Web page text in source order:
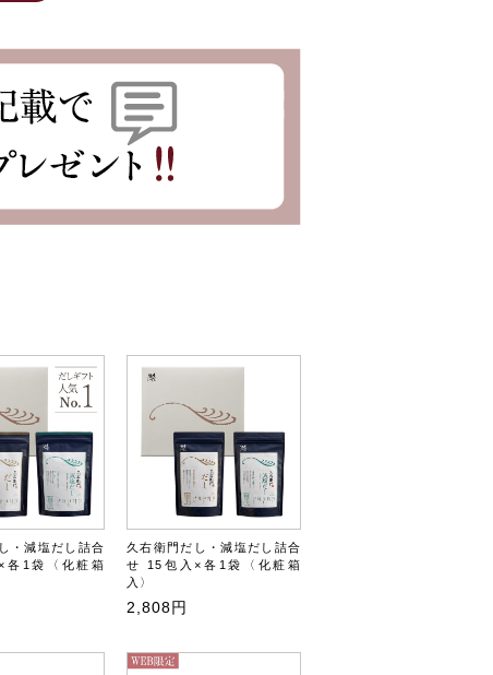
・減塩だし詰合
各1袋〈化粧箱
久右衛門だし・減塩だし詰合
せ 15包入×各1袋〈化粧箱
入〉
2,808円